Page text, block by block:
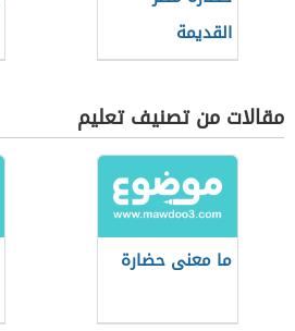
القديمة
مقالات من تصنيف تعليم
ما معنى حضارة